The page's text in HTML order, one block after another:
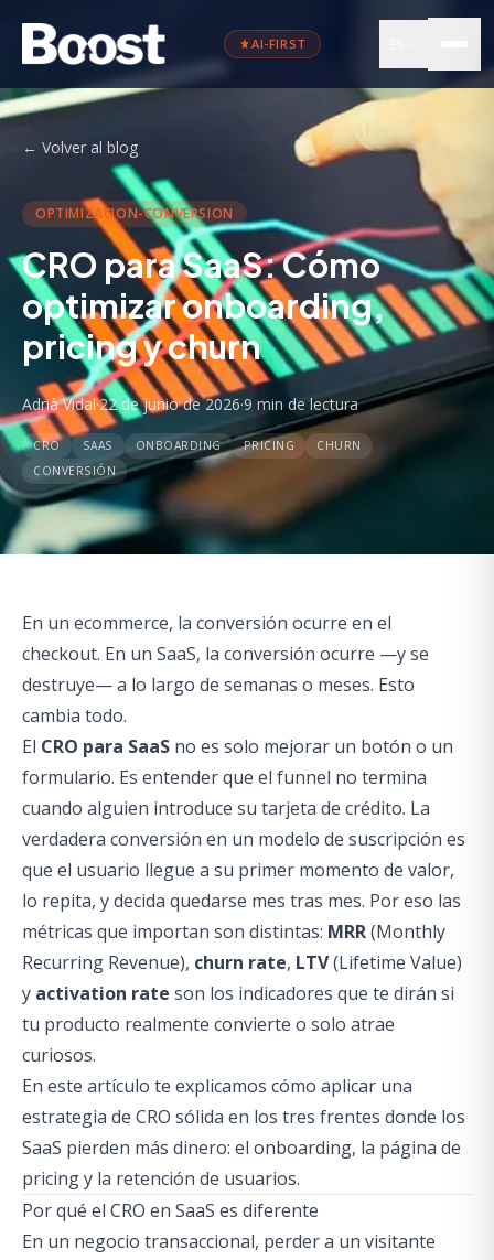
AI-FIRST
← Volver al blog
OPTIMIZACION-CONVERSION
CRO para SaaS: Cómo
optimizar onboarding,
pricing y churn
Adrià Vidal·22 de junio de 2026·9 min de lectura
CRO SAAS ONBOARDING PRICING
CHURN
CONVERSIÓN
En un ecommerce, la conversión ocurre en el
checkout. En un SaaS, la conversión ocurre —y se
destruye— a lo largo de semanas o meses. Esto
cambia todo.
El CRO para SaaS no es solo mejorar un botón o un
formulario. Es entender que el funnel no termina
cuando alguien introduce su tarjeta de crédito. La
verdadera conversión en un modelo de suscripción es
que el usuario llegue a su primer momento de valor,
lo repita, y decida quedarse mes tras mes. Por eso las
métricas que importan son distintas: MRR(Monthly
Recurring Revenue), churn rate, LTV(Lifetime Value)
y activation rate son los indicadores que te dirán si
tu producto realmente convierte o solo atrae
curiosos.
En este artículo te explicamos cómo aplicar una
estrategia de CRO sólida en los tres frentes donde los
SaaS pierden más dinero: el onboarding, la página de
pricing y la retención de usuarios.
Por qué el CRO en SaaS es diferente
En un negocio transaccional, perder a un visitante